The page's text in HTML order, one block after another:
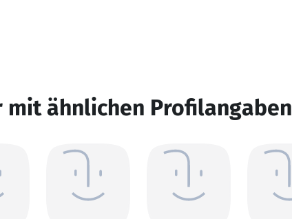
mit ähnlichen Profilangaben